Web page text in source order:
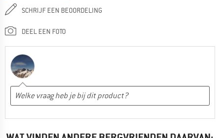
SCHRIJF EEN BEOORDELING
DEEL EEN FOTO